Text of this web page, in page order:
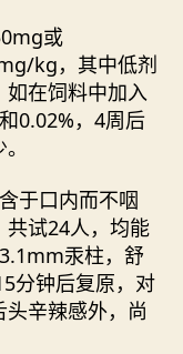
或
kg，其中低剂
如在饲料中加入
0.02%，4周后
于口内而不咽
共试24人，均能
汞柱，舒
分钟后复原，对
辛辣感外，尚